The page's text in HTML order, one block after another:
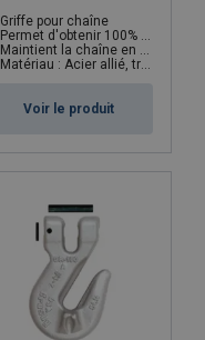
Griffe pour chaîne
Permet d'obtenir 100% de la capacité de l'élingue chaîne
Maintient la chaîne en place lors du relâchement de la tension
Matériau : Acier allié, trempé et revenu
Voir le produit